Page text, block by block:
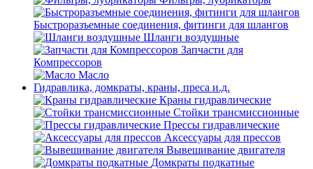
Быстроразъемные соединения, фитинги для шлангов
Шланги воздушные
Запчасти для
Компрессоров
Масло
Гидравлика, домкраты, краны, преса и.д.
Краны гидравлические
Стойки трансмиссионные
Прессы гидравлические
Аксессуары для прессов
Вывешивание двигателя
Домкраты подкатные